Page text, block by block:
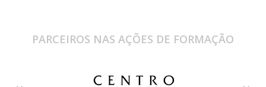
PARCEIROS NAS AÇÕES DE FORMAÇÃO